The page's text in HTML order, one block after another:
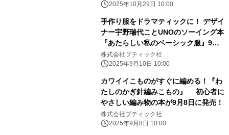
2025年10月29日 10:00
手作り服をドラマティックに！ デザイ
ナー宇野瑞代ことUNOのソーイング本
『あたらしい私のベーシック服』9月
10日発売【新刊】
株式会社ブティック社
2025年9月10日 10:00
カワイイこものがすぐに編める！『わ
たしのかぎ針編みこもの』 初心者に
やさしい編み物の本が9月8日に発売！
株式会社ブティック社
2025年9月8日 10:00